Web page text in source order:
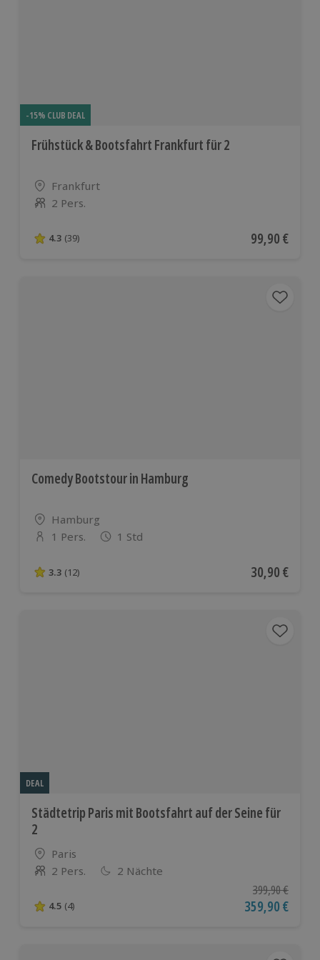
-15% CLUB DEAL
Frühstück & Bootsfahrt Frankfurt für 2
Standort
Frankfurt
Anzahl der Teilnehmer
2 Pers.
4.3 von 5 Sternen basierend auf 39 Bewertungen
4.3 (39) Aktueller
99,90 €
Comedy Bootstour in Hamburg
Standort
Hamburg
Anzahl der Teilnehmer
1 Pers. 1 Std
3.3 von 5 Sternen basierend auf 12 Bewertungen
3.3 (12) Aktueller
30,90 €
DEAL
Städtetrip Paris mit Bootsfahrt auf der Seine für
2
Standort
Paris
Anzahl der Teilnehmer
2 Pers. 2 Nächte
4.5 von 5 Sternen basierend auf 4 Bewertungen
4.5 (4)
Ursprünglicher
399,90 €
Aktueller Preis
359,90 €